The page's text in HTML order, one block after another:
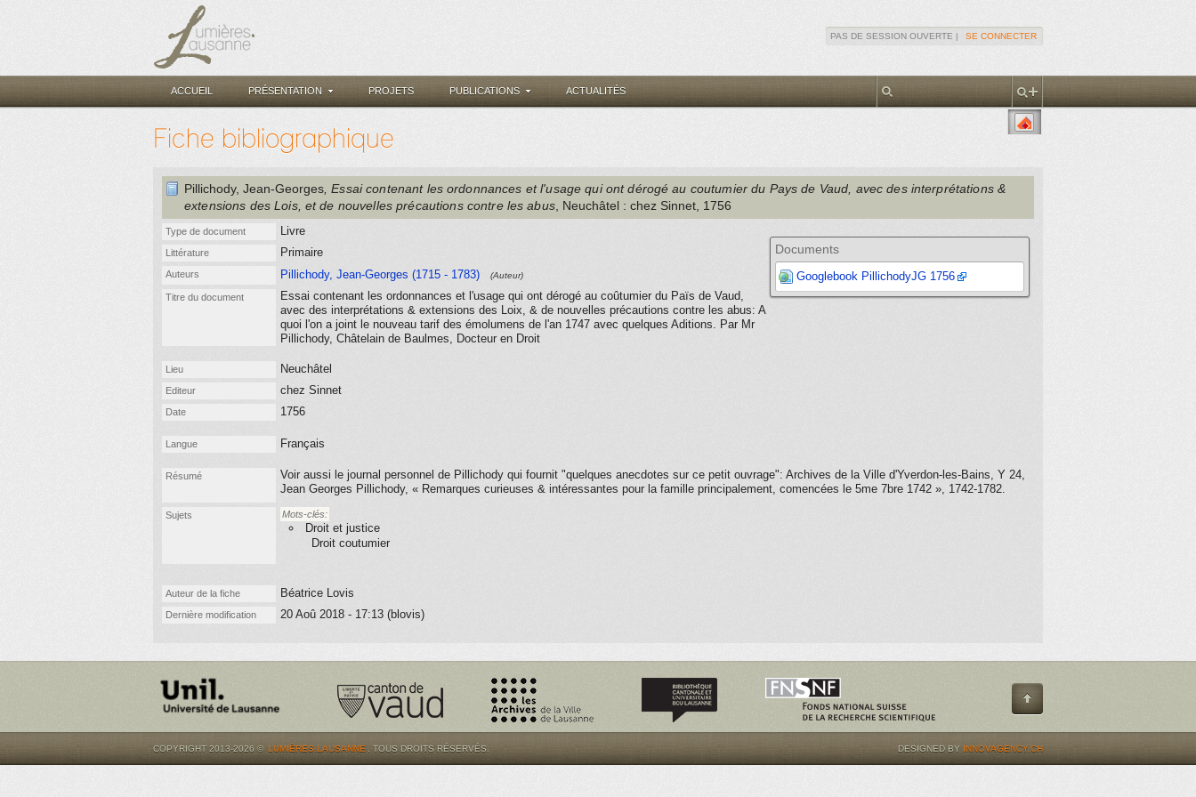
PAS DE SESSION OUVERTE | SE CONNECTER
ACCUEIL PRÉSENTATION PROJETS PUBLICATIONS ACTUALITÉS
Fiche bibliographique
Pillichody, Jean-Georges , Essai contenant les ordonnances et l'usage qui ont dérogé au coutumier du Pays de Vaud, avec des interprétations &
extensions des Lois, et de nouvelles précautions contre les abus, Neuchâtel: chez Sinnet, 1756
Documents
Googlebook PillichodyJG 1756
Type de document Livre
Littérature Primaire
Auteurs Pillichody, Jean-Georges (1715 - 1783) (Auteur)
Titre du document
Essai contenant les ordonnances et l'usage qui ont dérogé au coûtumier du Païs de Vaud,
avec des interprétations & extensions des Loix, & de nouvelles précautions contre les abus: A
quoi l'on a joint le nouveau tarif des émolumens de l'an 1747 avec quelques Aditions. Par Mr
Pillichody, Châtelain de Baulmes, Docteur en Droit
Lieu Neuchâtel
Editeur chez Sinnet
Date 1756
Langue Français
Résumé
Voir aussi le journal personnel de Pillichody qui fournit "quelques anecdotes sur ce petit ouvrage": Archives de la Ville d'Yverdon-les-Bains, Y 24,
Jean Georges Pillichody, « Remarques curieuses & intéressantes pour la famille principalement, comencées le 5me 7bre 1742 », 1742-1782.
Sujets Mots-clés:
Droit et justice
Droit coutumier
Auteur de la fiche Béatrice Lovis
Dernière modification 20 Aoû 2018 - 17:13 (blovis)
COPYRIGHT 2013-2026 © LUMIÈRES.LAUSANNE . TOUS DROITS RÉSERVÉS. DESIGNED BY INNOVAGENCY.CH